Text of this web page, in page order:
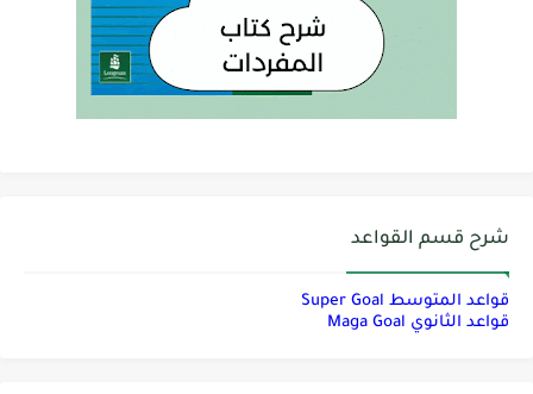
شرح قسم القواعد
قواعد المتوسط Super Goal
قواعد الثانوي Maga Goal